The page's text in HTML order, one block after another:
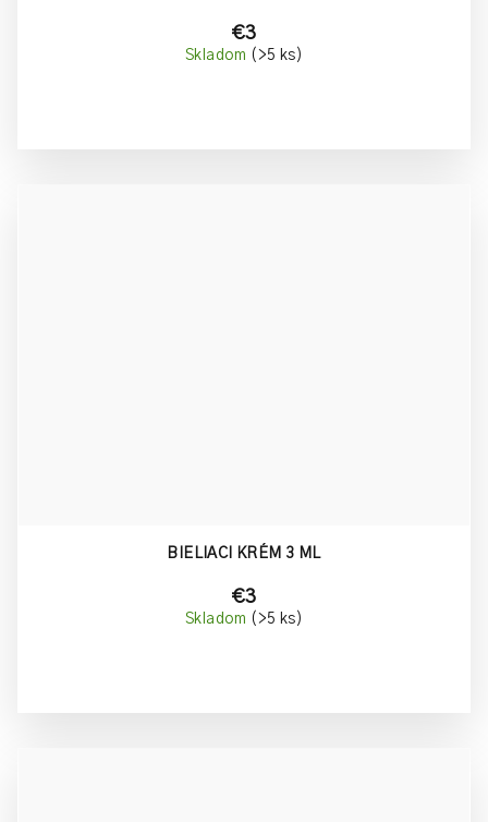
€3
Skladom (>5 ks)
BIELIACI KRÉM 3 ML
€3
Skladom (>5 ks)